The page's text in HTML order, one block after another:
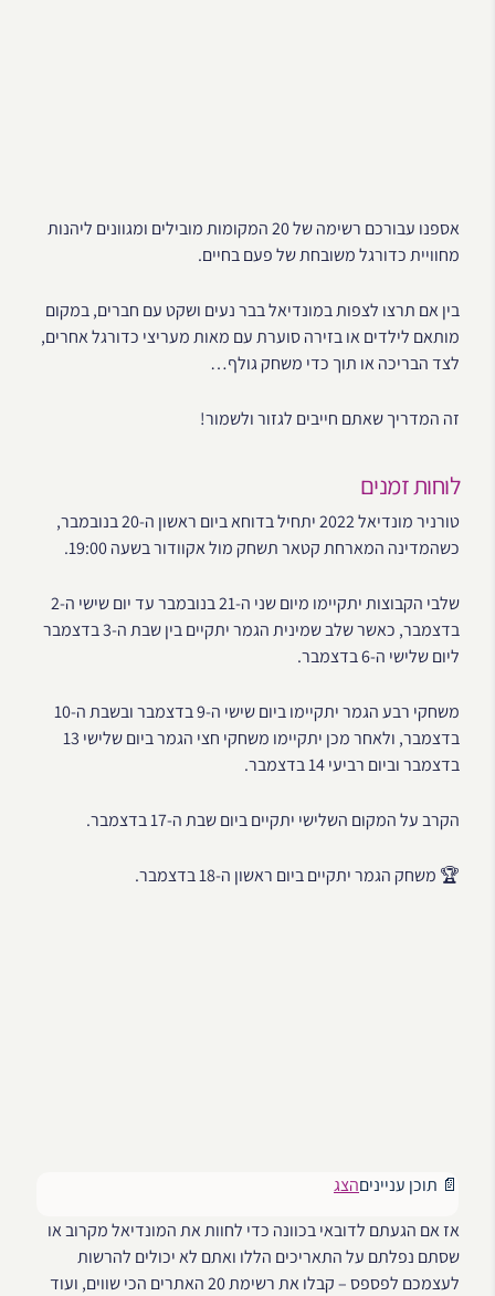
אספנו עבורכם רשימה של 20 המקומות מובילים ומגוונים ליהנות
מחוויית כדורגל משובחת של פעם בחיים.
בין אם תרצו לצפות במונדיאל בבר נעים ושקט עם חברים, במקום
מותאם לילדים או בזירה סוערת עם מאות מעריצי כדורגל אחרים,
לצד הבריכה או תוך כדי משחק גולף…
זה המדריך שאתם חייבים לגזור ולשמור!
לוחות זמנים
טורניר מונדיאל 2022 יתחיל בדוחא ביום ראשון ה-20 בנובמבר,
כשהמדינה המארחת קטאר תשחק מול אקוודור בשעה 19:00.
שלבי הקבוצות יתקיימו מיום שני ה-21 בנובמבר עד יום שישי ה-2
בדצמבר, כאשר שלב שמינית הגמר יתקיים בין שבת ה-3 בדצמבר
ליום שלישי ה-6 בדצמבר.
משחקי רבע הגמר יתקיימו ביום שישי ה-9 בדצמבר ובשבת ה-10
בדצמבר, ולאחר מכן יתקיימו משחקי חצי הגמר ביום שלישי 13
בדצמבר וביום רביעי 14 בדצמבר.
הקרב על המקום השלישי יתקיים ביום שבת ה-17 בדצמבר.
🏆 משחק הגמר יתקיים ביום ראשון ה-18 בדצמבר.
📄 תוכן ענייניםהצג
אז אם הגעתם לדובאי בכוונה כדי לחוות את המונדיאל מקרוב או
שסתם נפלתם על התאריכים הללו ואתם לא יכולים להרשות
לעצמכם לפספס – קבלו את רשימת 20 האתרים הכי שווים, ועוד